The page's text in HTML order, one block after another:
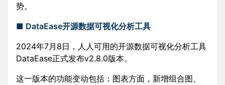
势。
■ DataEase开源数据可视化分析工具
2024年7月8日，人人可用的开源数据可视化分析工具
DataEase正式发布v2.8.0版本。
这一版本的功能变动包括：图表方面，新增组合图、